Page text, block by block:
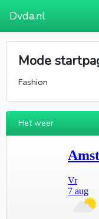
Dvda.nl
Mode
Fashion
Het weer